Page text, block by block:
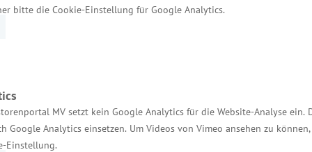
bitte die Cookie-Einstellung für Google Analytics.
MV setzt kein Google Analytics für die Website-Analyse ein.
Google Analytics einsetzen. Um Videos von Vimeo ansehen zu
Einstellung.
in Mecklenburg-Vorpommern geführt“, sagte
zum Download auf den Internetseiten des